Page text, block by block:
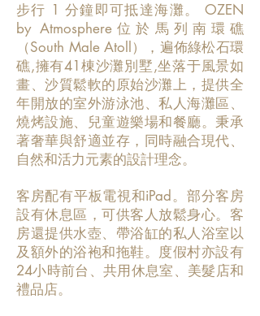
步行 1 分鐘即可抵達海灘。 OZEN
by Atmosphere位於馬列南環礁
（South Male Atoll），遍佈綠松石環
礁,擁有41棟沙灘別墅,坐落于風景如
畫、沙質鬆軟的原始沙灘上，提供全
年開放的室外游泳池、私人海灘區、
燒烤設施、兒童遊樂場和餐廳。秉承
著奢華與舒適並存，同時融合現代、
自然和活力元素的設計理念。
客房配有平板電視和iPad。部分客房
設有休息區，可供客人放鬆身心。客
房還提供水壺、帶浴缸的私人浴室以
及額外的浴袍和拖鞋。度假村亦設有
24小時前台、共用休息室、美髮店和
禮品店。